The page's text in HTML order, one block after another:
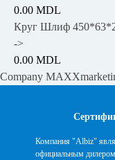
0.00 MDL
Круг Шлиф
->
0.00 MDL
Company
Компания "Albiz"
официальным